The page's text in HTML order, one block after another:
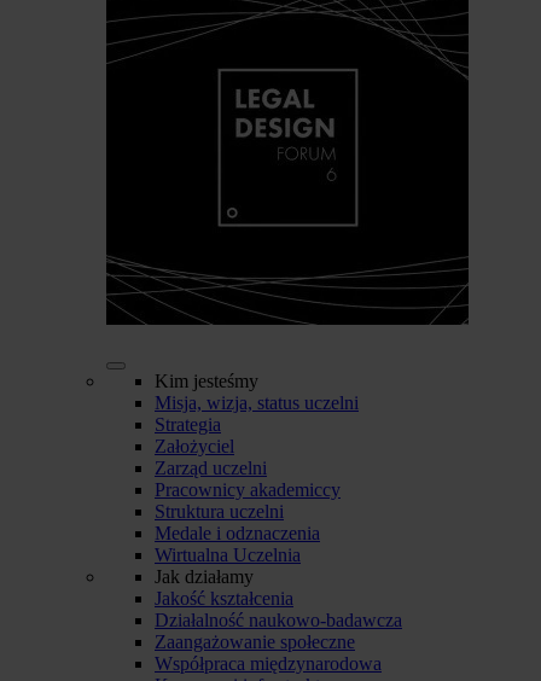
Kim jesteśmy
Misja, wizja, status uczelni
Strategia
Założyciel
Zarząd uczelni
Pracownicy akademiccy
Struktura uczelni
Medale i odznaczenia
Wirtualna Uczelnia
Jak działamy
Jakość kształcenia
Działalność naukowo-badawcza
Zaangażowanie społeczne
Współpraca międzynarodowa